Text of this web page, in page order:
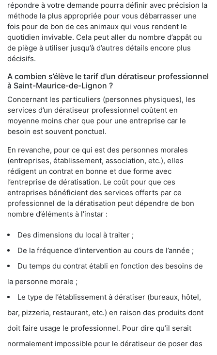
répondre à votre demande pourra définir avec précision la
méthode la plus appropriée pour vous débarrasser une
fois pour de bon de ces animaux qui vous rendent le
quotidien invivable. Cela peut aller du nombre d’appât ou
de piège à utiliser jusqu’à d’autres détails encore plus
décisifs.
A combien s’élève le tarif d’un dératiseur professionnel
à Saint-Maurice-de-Lignon ?
Concernant les particuliers (personnes physiques), les
services d’un dératiseur professionnel coûtent en
moyenne moins cher que pour une entreprise car le
besoin est souvent ponctuel.
En revanche, pour ce qui est des personnes morales
(entreprises, établissement, association, etc.), elles
rédigent un contrat en bonne et due forme avec
l’entreprise de dératisation. Le coût pour que ces
entreprises bénéficient des services offerts par ce
professionnel de la dératisation peut dépendre de bon
nombre d’éléments à l'instar :
Des dimensions du local à traiter ;
De la fréquence d’intervention au cours de l’année ;
Du temps du contrat établi en fonction des besoins de
la personne morale ;
Le type de l’établissement à dératiser (bureaux, hôtel,
bar, pizzeria, restaurant, etc.) en raison des produits dont
doit faire usage le professionnel. Pour dire qu’il serait
normalement impossible pour le dératiseur de poser des